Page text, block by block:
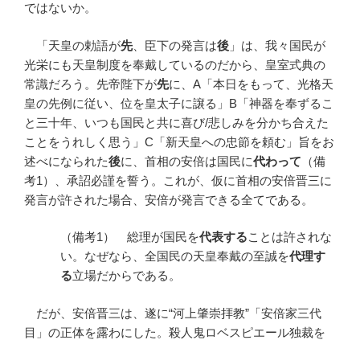
ではないか。
「天皇の勅語が先、臣下の発言は後 」は、我々国民が
光栄にも天皇制度を奉戴しているのだから、皇室式典の
常識だろう。先帝陛下が先に、A「本日をもって、光格天
皇の先例に従い、位を皇太子に譲る」B「神器を奉ずるこ
と三十年、いつも国民と共に喜び/悲しみを分かち合えた
ことをうれしく思う」C「新天皇への忠節を頼む」旨をお
述べになられた後に、首相の安倍は国民に代わって （備
考1）、承詔必謹を誓う。これが、仮に首相の安倍晋三に
発言が許された場合、安倍が発言できる全てである。
（備考1） 総理が国民を代表することは許されな
い。なぜなら、全国民の天皇奉戴の至誠を代理す
る立場だからである。
だが、安倍晋三は、遂に“河上肇崇拝教”「安倍家三代
目」の正体を露わにした。殺人鬼ロベスピエール独裁を